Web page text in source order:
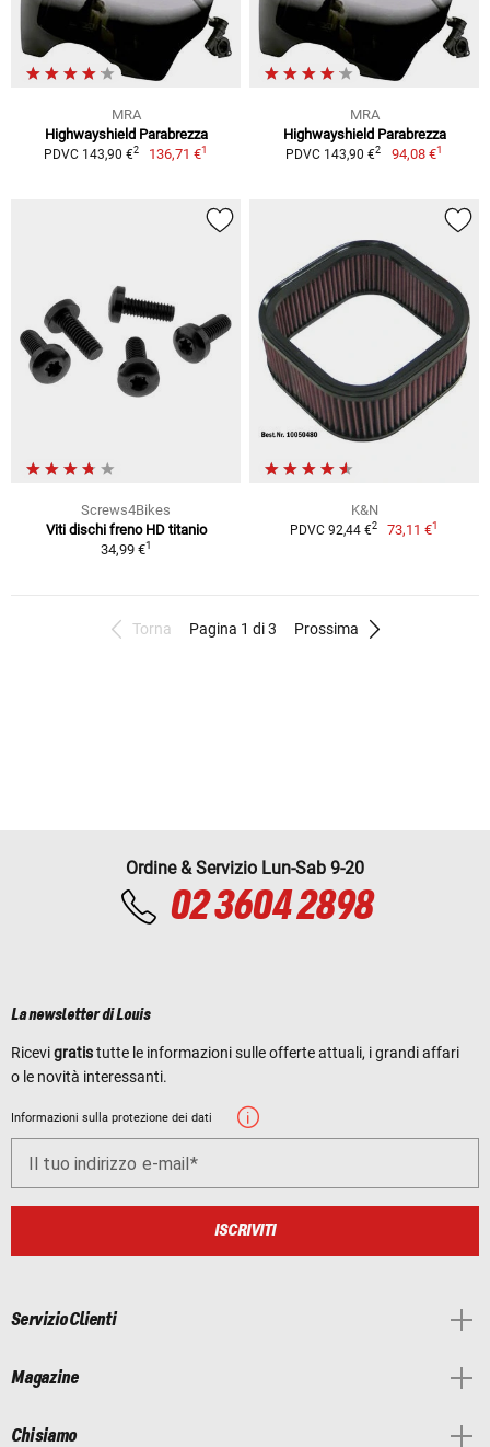
MRA
Highwayshield Parabrezza
PDVC 143,90 €2 136,71 €1
MRA
Highwayshield Parabrezza
PDVC 143,90 €2 94,08 €1
Screws4Bikes
Viti dischi freno HD titanio
34,99 €1
K&N
PDVC 92,44 €2 73,11 €1
Torna Pagina 1 di 3 Prossima
Ordine & Servizio Lun-Sab 9-20
02 3604 2898
La newsletter di Louis
Ricevigratistutte le informazioni sulle offerte attuali, i grandi affari
o le novità interessanti.
Informazioni sulla protezione dei dati
Il tuo indirizzo e-mail
ISCRIVITI
Servizio Clienti
Magazine
Chi siamo